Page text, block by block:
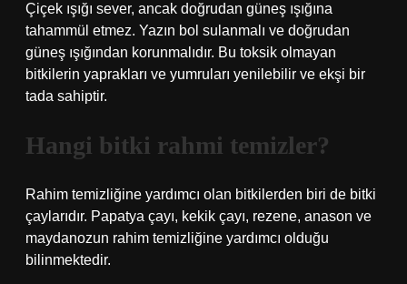
Çiçek ışığı sever, ancak doğrudan güneş ışığına
tahammül etmez. Yazın bol sulanmalı ve doğrudan
güneş ışığından korunmalıdır. Bu toksik olmayan
bitkilerin yaprakları ve yumruları yenilebilir ve ekşi bir
tada sahiptir.
Hangi bitki rahmi temizler?
Rahim temizliğine yardımcı olan bitkilerden biri de bitki
çaylarıdır. Papatya çayı, kekik çayı, rezene, anason ve
maydanozun rahim temizliğine yardımcı olduğu
bilinmektedir.